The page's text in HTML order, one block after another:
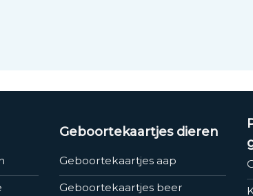
Geboortekaartjes dieren
Geboortekaartjes aap
Geboortekaartjes beer